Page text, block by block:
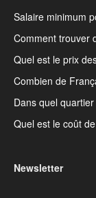
Salaire minimum
Comment trouver
Quel est le prix
Combien de
Dans quel
Quel est le coût
Newsletter